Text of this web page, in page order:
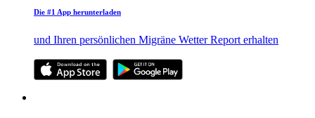
Die #1 App herunterladen
und Ihren persönlichen Migräne Wetter Report erhalten